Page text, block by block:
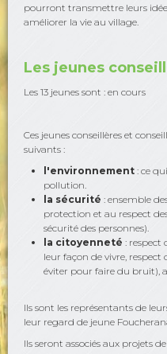
pourront transmettre leurs
améliorer la vie au village.
Les jeunes
Les 13 jeunes sont : en cours
Ces jeunes conseillères et
suivants :
l'environnement : ce
pollution.
la sécurité : ensemble
protection et au respect
sécurité des personnes).
la citoyenneté : respect
leur façon de vivre,
éviter pour faire du bruit),
Ils sont les représentants de
leur regard de jeune
Ils seront associés aux projets